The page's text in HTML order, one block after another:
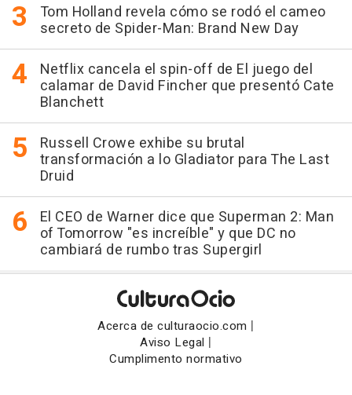
Tom Holland revela cómo se rodó el cameo
secreto de Spider-Man: Brand New Day
Netflix cancela el spin-off de El juego del
calamar de David Fincher que presentó Cate
Blanchett
Russell Crowe exhibe su brutal
transformación a lo Gladiator para The Last
Druid
El CEO de Warner dice que Superman 2: Man
of Tomorrow "es increíble" y que DC no
cambiará de rumbo tras Supergirl
Acerca de culturaocio.com |
Aviso Legal |
Cumplimento normativo